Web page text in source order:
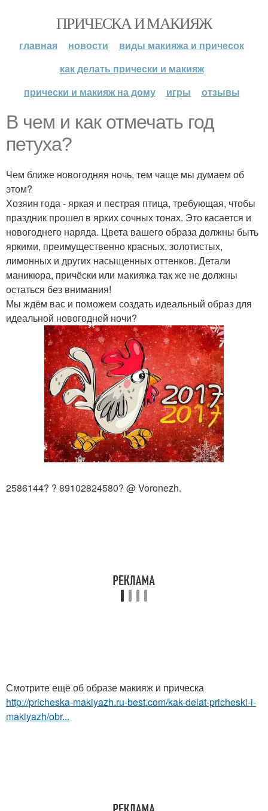
ПРИЧЕСКА И МАКИЯЖ
главная новости
виды макияжа и причесок
как делать прически и макияж
прически и макияж на дому
игры отзывы
В чем и как отмечать год
петуха?
Чем ближе новогодняя ночь, тем чаще мы думаем об
этом?
Хозяин года - яркая и пестрая птица, требующая, чтобы
праздник прошел в ярких сочных тонах. Это касается и
новогоднего наряда. Цвета вашего образа должны быть
яркими, преимущественно красных, золотистых,
лимонных и других насыщенных оттенков. Детали
маникюра, причёски или макияжа так же не должны
остаться без внимания!
Мы ждём вас и поможем создать идеальный образ для
идеальной новогодней ночи?
2586144? ? 89102824580? @ Voronezh.
Смотрите ещё об образе макияж и прическа
http://pricheska-makiyazh.ru-best.com/kak-delat-pricheski-i-
makiyazh/obr...